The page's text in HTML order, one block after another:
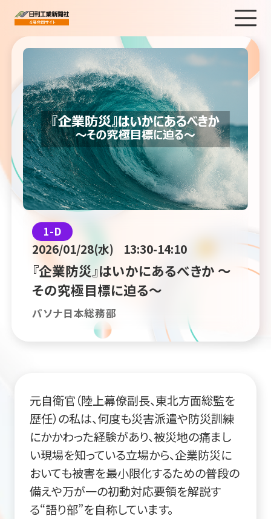
1-D
2026/01/28(水) 13:30-14:10
『企業防災』はいかにあるべきか ～
その究極目標に迫る～
パソナ日本総務部
元自衛官（陸上幕僚副長、東北方面総監を
歴任）の私は、何度も災害派遣や防災訓練
にかかわった経験があり、被災地の痛まし
い現場を知っている立場から、企業防災に
おいても被害を最小限化するための普段の
備えや万が一の初動対応要領を解説す
る“語り部”を自称しています。